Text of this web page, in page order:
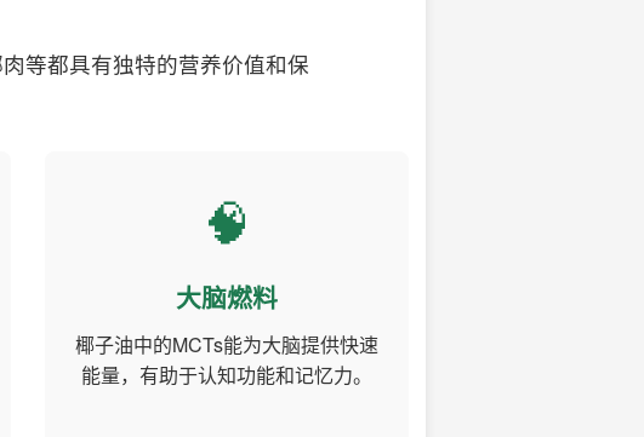
等都具有独特的营养价值和保
🧠
大脑燃料
椰子油中的MCTs能为大脑提供快速
能量，有助于认知功能和记忆力。